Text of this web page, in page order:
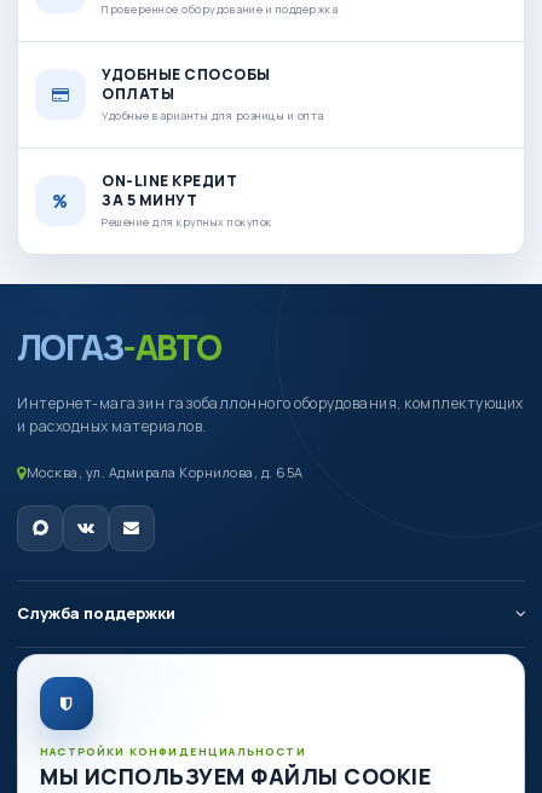
Проверенное оборудование и поддержка
УДОБНЫЕ СПОСОБЫ
ОПЛАТЫ
Удобные варианты для розницы и опта
ON-LINE КРЕДИТ
ЗА 5 МИНУТ
Решение для крупных покупок
ЛОГАЗ-АВТО
Интернет-магазин газобаллонного оборудования, комплектующих
и расходных материалов.
Москва, ул. Адмирала Корнилова, д. 65А
Служба поддержки
О компании
Личный кабинет
НАСТРОЙКИ КОНФИДЕНЦИАЛЬНОСТИ
МЫ ИСПОЛЬЗУЕМ ФАЙЛЫ COOKIE